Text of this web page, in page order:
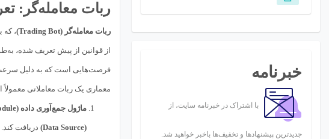
خبرنامه
با اشتراک در خبرنامه سایت، از
جدیدترین پیشنهادها و تخفیف‌ها باخبر خواهید شد.
ربات معامله‌گر:
ربات معامله‌گر (Trading Bot) ، که
از قوانین از پیش تعریف شده،
فرصت‌هایی است که به دلیل سرعت
معماری یک ربات معاملاتی
ماژول جمع‌آوری داده (Data Acquisition Module):
(Data Source) دریافت